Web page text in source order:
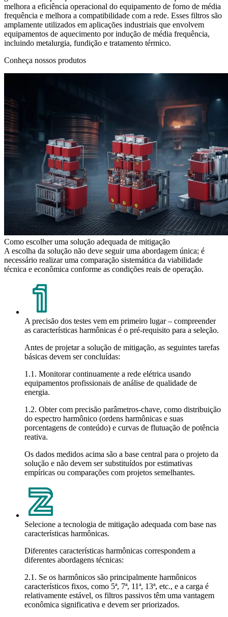
melhora a eficiência operacional do equipamento de forno de média
frequência e melhora a compatibilidade com a rede. Esses filtros são
amplamente utilizados em aplicações industriais que envolvem
equipamentos de aquecimento por indução de média frequência,
incluindo metalurgia, fundição e tratamento térmico.
Conheça nossos produtos
Como escolher uma solução adequada de mitigação
A escolha da solução não deve seguir uma abordagem única; é
necessário realizar uma comparação sistemática da viabilidade
técnica e econômica conforme as condições reais de operação.
A precisão dos testes vem em primeiro lugar – compreender
as características harmônicas é o pré-requisito para a seleção.
Antes de projetar a solução de mitigação, as seguintes tarefas
básicas devem ser concluídas:
1.1. Monitorar continuamente a rede elétrica usando
equipamentos profissionais de análise de qualidade de
energia.
1.2. Obter com precisão parâmetros-chave, como distribuição
do espectro harmônico (ordens harmônicas e suas
porcentagens de conteúdo) e curvas de flutuação de potência
reativa.
Os dados medidos acima são a base central para o projeto da
solução e não devem ser substituídos por estimativas
empíricas ou comparações com projetos semelhantes.
Selecione a tecnologia de mitigação adequada com base nas
características harmônicas.
Diferentes características harmônicas correspondem a
diferentes abordagens técnicas:
2.1. Se os harmônicos são principalmente harmônicos
característicos fixos, como 5ª, 7ª, 11ª, 13ª, etc., e a carga é
relativamente estável, os filtros passivos têm uma vantagem
econômica significativa e devem ser priorizados.